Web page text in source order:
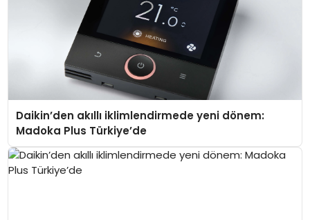
Daikin’den akıllı iklimlendirmede yeni dönem:
Madoka Plus Türkiye’de